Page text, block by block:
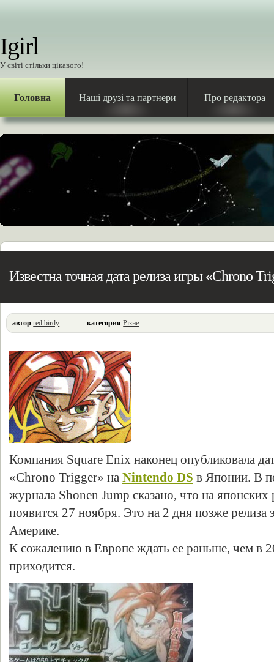
Igirl
У світі стільки цікавого!
Головна Наші друзі та партнери Про редактора
Известна точная дата релиза игры «Chrono
автор red birdy категория Різне
Компания Square Enix наконец опубликовала
«Chrono Trigger» на Nintendo DS в Японии. В
журнала Shonen Jump сказано, что на японских
появится 27 ноября. Это на 2 дня позже релиза
Америке.
К сожалению в Европе ждать ее раньше, чем в
приходится.